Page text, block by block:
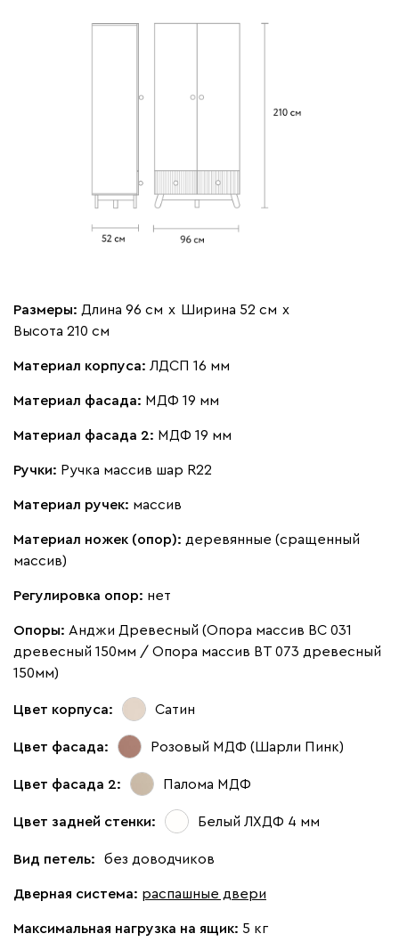
Размеры: Длина 96 см х Ширина 52 см х
Высота 210 см
Материал корпуса: ЛДСП 16 мм
Материал фасада: МДФ 19 мм
Материал фасада 2: МДФ 19 мм
Ручки: Ручка массив шар R22
Материал ручек: массив
Материал ножек (опор): деревянные (сращенный
массив)
Регулировка опор: нет
Опоры: Анджи Древесный (Опора массив ВС 031
древесный 150мм / Опора массив ВТ 073 древесный
150мм)
Цвет корпуса: Сатин
Цвет фасада: Розовый МДФ (Шарли Пинк)
Цвет фасада 2: Палома МДФ
Цвет задней стенки: Белый ЛХДФ 4 мм
Вид петель: без доводчиков
Дверная система: распашные двери
Максимальная нагрузка на ящик: 5 кг